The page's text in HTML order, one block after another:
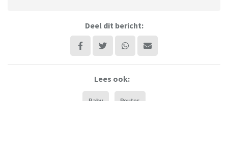
Deel dit bericht:
Lees ook:
Baby Peuter